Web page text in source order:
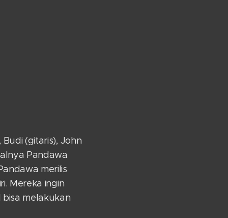
(gitaris), John
Pandawa
merilis
Mereka ingin
melakukan